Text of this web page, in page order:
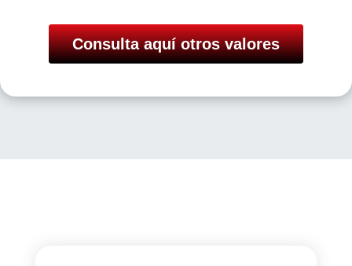
Consulta aquí otros valores